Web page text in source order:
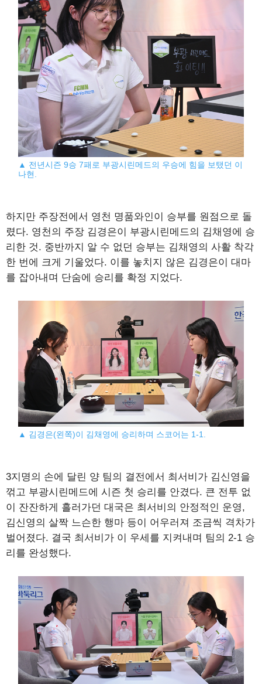
▲ 전년시즌 9승 7패로 부광시린메드의 우승에 힘을 보탰던 이
나현.
하지만 주장전에서 영천 명품와인이 승부를 원점으로 돌
렸다. 영천의 주장 김경은이 부광시린메드의 김채영에 승
리한 것. 중반까지 알 수 없던 승부는 김채영의 사활 착각
한 번에 크게 기울었다. 이를 놓치지 않은 김경은이 대마
를 잡아내며 단숨에 승리를 확정 지었다.
▲ 김경은(왼쪽)이 김채영에 승리하며 스코어는 1-1.
3지명의 손에 달린 양 팀의 결전에서 최서비가 김신영을
꺾고 부광시린메드에 시즌 첫 승리를 안겼다. 큰 전투 없
이 잔잔하게 흘러가던 대국은 최서비의 안정적인 운영,
김신영의 살짝 느슨한 행마 등이 어우러져 조금씩 격차가
벌어졌다. 결국 최서비가 이 우세를 지켜내며 팀의 2-1 승
리를 완성했다.